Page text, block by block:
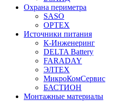
Охрана периметра
SASO
OPTEX
Источники питания
К-Инженеринг
DELTA Battery
FARADAY
ЭЛТЕХ
МикроКомСервис
БАСТИОН
Монтажные материалы